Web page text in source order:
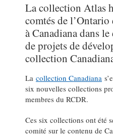
La collection Atlas
comtés de
à Canadiana dans
de projets de
collection
La collection Canadiana
six nouvelles collections
membres du RCDR.
Ces six collections ont été
comité sur le contenu de